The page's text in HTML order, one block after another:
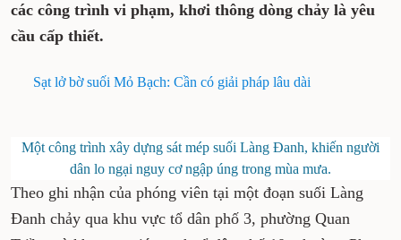
các công trình vi phạm, khơi thông dòng chảy là yêu
cầu cấp thiết.
Sạt lở bờ suối Mỏ Bạch: Cần có giải pháp lâu dài
Một công trình xây dựng sát mép suối Làng Đanh, khiến người
dân lo ngại nguy cơ ngập úng trong mùa mưa.
Theo ghi nhận của phóng viên tại một đoạn suối Làng
Đanh chảy qua khu vực tổ dân phố 3, phường Quan